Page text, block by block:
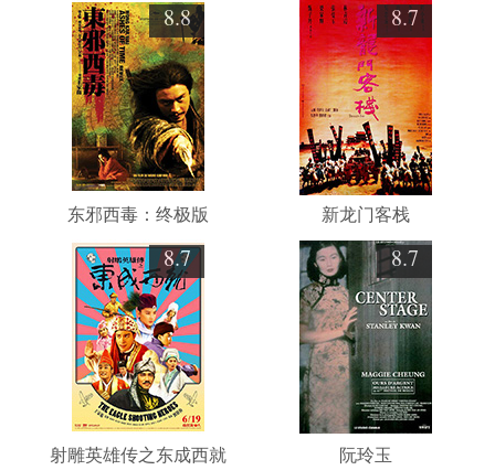
8.8
东邪西毒：终极版
8.7
新龙门客栈
8.7
射雕英雄传之东成西就
8.7
阮玲玉